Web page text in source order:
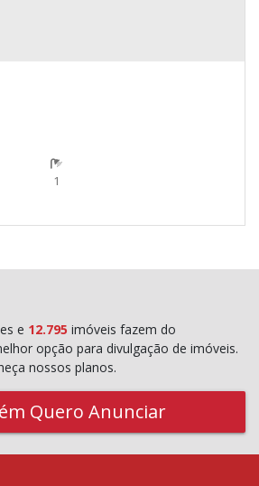
1
e 12.795 imóveis fazem do
opção para divulgação de imóveis.
nossos planos.
Quero Anunciar